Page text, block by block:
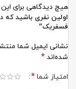
هیچ دیدگاهی برای
اولین نفری باشید که
فسفریک”
نشانی ایمیل شما
شده‌اند *
امتیاز شما *